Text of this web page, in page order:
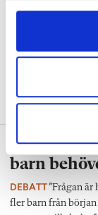
”Vad ska
DEBATT”Ska jag
eller ska jag vara
med barnen?”
”Vad
barn
DEBATT”Frågan är
fler barn från